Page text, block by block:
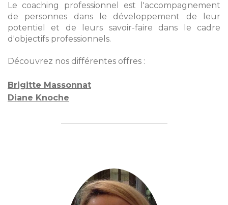
Le coaching professionnel est l'accompagnement
de personnes dans le développement de leur
potentiel et de leurs savoir-faire dans le cadre
d'objectifs professionnels.
Découvrez nos différentes offres :
Brigitte Massonnat
Diane Knoche